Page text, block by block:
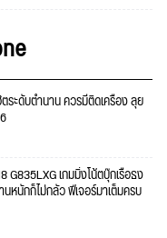
ระดับตำนาน ควรมีติดเครื่อง ลุย
G835LXG เกมมิ่งโน้ตบุ๊กเรือธง
หนักก็ไม่กลัว ฟีเจอร์มาเต็มครบ